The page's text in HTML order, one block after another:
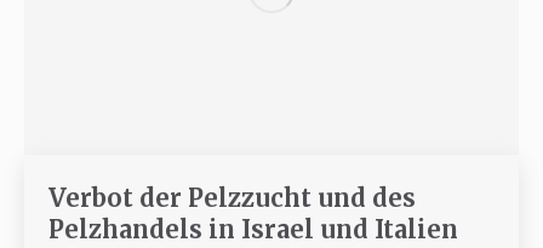
Verbot der Pelzzucht und des
Pelzhandels in Israel und Italien